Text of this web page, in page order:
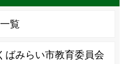
覧
ばみらい市教育委員会